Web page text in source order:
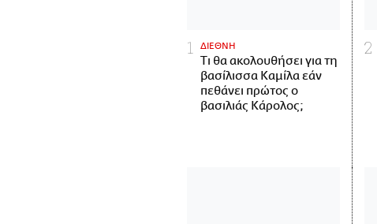
ΔΙΕΘΝΗ
Τι θα ακολουθήσει για τη
βασίλισσα Καμίλα εάν
πεθάνει πρώτος ο
βασιλιάς Κάρολος;